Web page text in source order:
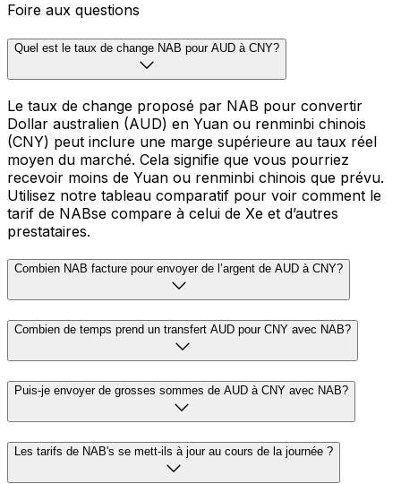
Foire aux questions
Quel est le taux de change NAB pour AUD à CNY?
Le taux de change proposé par NAB pour convertir
Dollar australien (AUD) en Yuan ou renminbi chinois
(CNY) peut inclure une marge supérieure au taux réel
moyen du marché. Cela signifie que vous pourriez
recevoir moins de Yuan ou renminbi chinois que prévu.
Utilisez notre tableau comparatif pour voir comment le
tarif de NABse compare à celui de Xe et d’autres
prestataires.
Combien NAB facture pour envoyer de l’argent de AUD à CNY?
Combien de temps prend un transfert AUD pour CNY avec NAB?
Puis-je envoyer de grosses sommes de AUD à CNY avec NAB?
Les tarifs de NAB's se mett-ils à jour au cours de la journée ?